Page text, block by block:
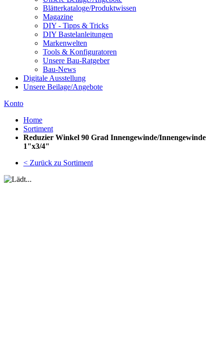
Blätterkataloge/Produktwissen
Magazine
DIY - Tipps & Tricks
DIY Bastelanleitungen
Markenwelten
Tools & Konfiguratoren
Unsere Bau-Ratgeber
Bau-News
Digitale Ausstellung
Unsere Beilage/Angebote
Konto
Home
Sortiment
Reduzier Winkel 90 Grad Innengewinde/Innengewinde
1"x3/4"
< Zurück zu Sortiment